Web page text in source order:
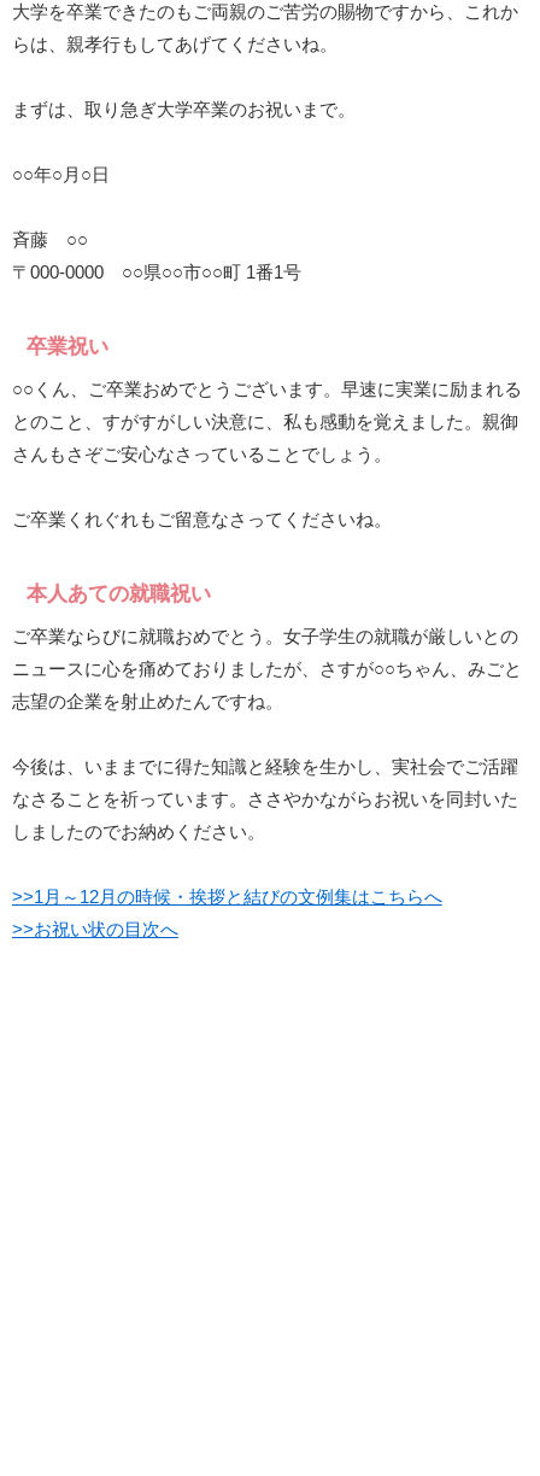
大学を卒業できたのもご両親のご苦労の賜物ですから、これか
らは、親孝行もしてあげてくださいね。
まずは、取り急ぎ大学卒業のお祝いまで。
○○年○月○日
斉藤 ○○
〒000-0000 ○○県○○市○○町 1番1号
卒業祝い
○○くん、ご卒業おめでとうございます。早速に実業に励まれる
とのこと、すがすがしい決意に、私も感動を覚えました。親御
さんもさぞご安心なさっていることでしょう。
ご卒業くれぐれもご留意なさってくださいね。
本人あての就職祝い
ご卒業ならびに就職おめでとう。女子学生の就職が厳しいとの
ニュースに心を痛めておりましたが、さすが○○ちゃん、みごと
志望の企業を射止めたんですね。
今後は、いままでに得た知識と経験を生かし、実社会でご活躍
なさることを祈っています。ささやかながらお祝いを同封いた
しましたのでお納めください。
>>1月～12月の時候・挨拶と結びの文例集はこちらへ
>>お祝い状の目次へ